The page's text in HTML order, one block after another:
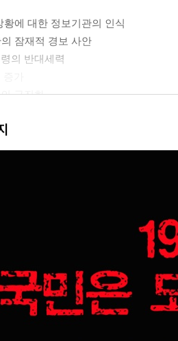
황에 대한 정보기관의 인식
잠재적 경보 사안
의 반대세력
급진화
한국
인